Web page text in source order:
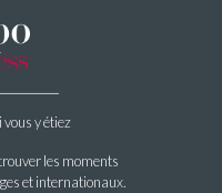
vous y étiez
les moments
et internationaux.